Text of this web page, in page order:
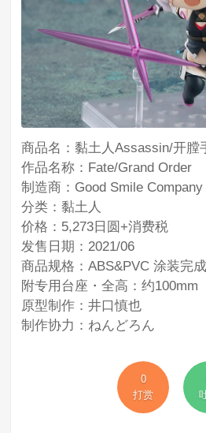
商品名：黏土人Assassin/开膛
作品名称：Fate/Grand Order
制造商：Good Smile Company
分类：黏土人
价格：5,273日圆+消费税
发售日期：2021/06
商品规格：ABS&PVC 涂装完
附专用台座・全高：约100mm
原型制作：井口慎也
制作协力：ねんどろん
0
打赏